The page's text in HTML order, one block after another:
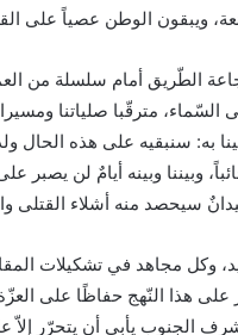
ويبقون الوطن عصياً على
الطّريق أمام سلسلة من
السّماء، مترقّبا صلياتنا
به: سنبقيه على هذه الحال
وبيننا وبينه أيامٌ لن
سيحصد منه أشلاء القتلى
وكل مجاهد في تشكيلات
على هذا النّهج حفاظًا على
الجنوب يأبى أن يتحرّر